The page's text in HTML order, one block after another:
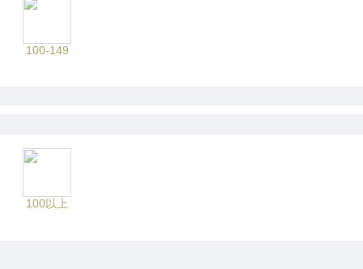
100-149
100以上